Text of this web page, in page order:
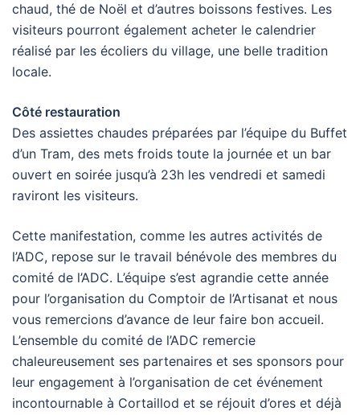
chaud, thé de Noël et d’autres boissons festives. Les
visiteurs pourront également acheter le calendrier
réalisé par les écoliers du village, une belle tradition
locale.
Côté restauration
Des assiettes chaudes préparées par l’équipe du Buffet
d’un Tram, des mets froids toute la journée et un bar
ouvert en soirée jusqu’à 23h les vendredi et samedi
raviront les visiteurs.
Cette manifestation, comme les autres activités de
l’ADC, repose sur le travail bénévole des membres du
comité de l’ADC. L’équipe s’est agrandie cette année
pour l’organisation du Comptoir de l’Artisanat et nous
vous remercions d’avance de leur faire bon accueil.
L’ensemble du comité de l’ADC remercie
chaleureusement ses partenaires et ses sponsors pour
leur engagement à l’organisation de cet événement
incontournable à Cortaillod et se réjouit d’ores et déjà